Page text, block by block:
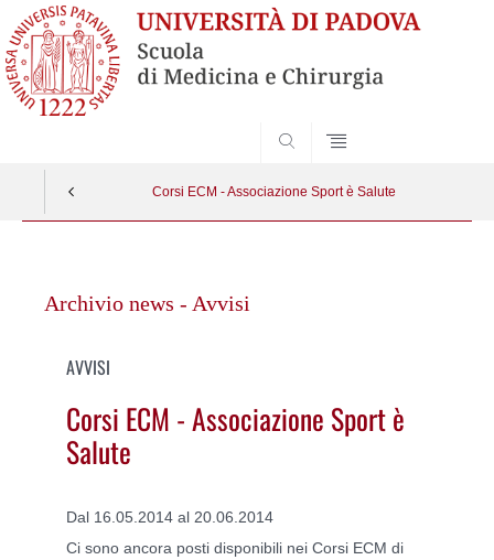
Corsi ECM - Associazione Sport è Salute
contenutoArchivio news - Avvisi
AVVISI
Corsi ECM - Associazione Sport è
Salute
Dal 16.05.2014 al 20.06.2014
Ci sono ancora posti disponibili nei Corsi ECM di